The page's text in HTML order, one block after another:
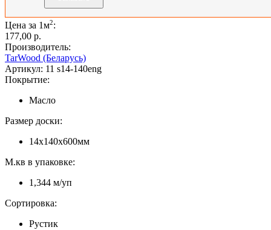
Цена за 1м2:
177,00 p.
Производитель:
TarWood (Беларусь)
Артикул: 11 s14-140eng
Покрытие:
Масло
Размер доски:
14х140х600мм
М.кв в упаковке:
1,344 м/уп
Сортировка:
Рустик